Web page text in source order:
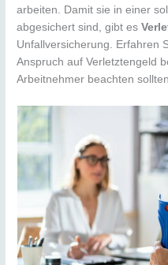
arbeiten. Damit sie in einer
abgesichert sind, gibt es
Unfallversicherung. Erfahren
Anspruch auf Verletztengeld
Arbeitnehmer beachten